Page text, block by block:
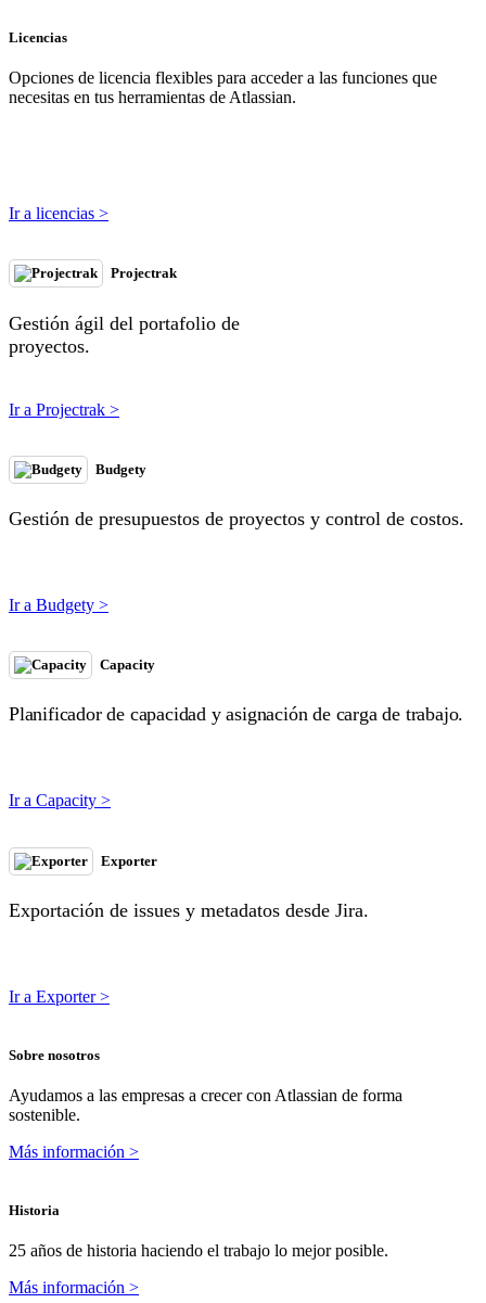
Licencias
Opciones de licencia flexibles para acceder a las funciones que
necesitas en tus herramientas de Atlassian.
Ir a licencias >
Projectrak
Gestión ágil del portafolio de
proyectos.
Ir a Projectrak >
Budgety
Gestión de presupuestos de proyectos y control de costos.
Ir a Budgety >
Capacity
Planificador de capacidad y asignación de carga de trabajo.
Ir a Capacity >
Exporter
Exportación de issues y metadatos desde Jira.
Ir a Exporter >
Sobre nosotros
Ayudamos a las empresas a crecer con Atlassian de forma
sostenible.
Más información >
Historia
25 años de historia haciendo el trabajo lo mejor posible.
Más información >